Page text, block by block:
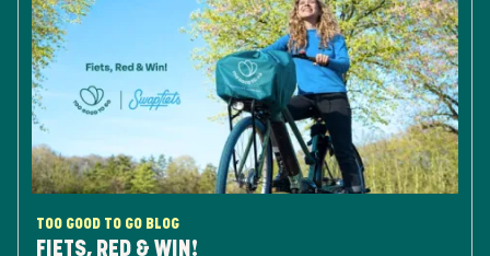
TOO GOOD TO GO BLOG
FIETS, RED & WIN!